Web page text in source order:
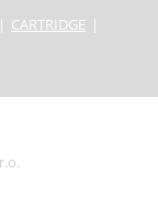
CARTRIDGE